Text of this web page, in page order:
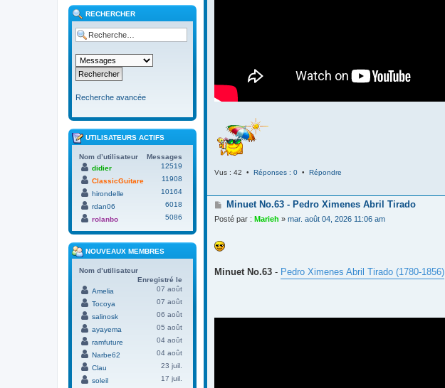
Vus : 42 • Réponses : 0 • Répondre
M
s
a
g
Minuet No.63 - Pedro Ximenes Abril Tirado
Posté par : Marieh » mar. août 04, 2026 11:06 am
Minuet No.63 - Pedro Ximenes Abril Tirado (1780-1856)
RECHERCHER
Recherche avancée
UTILISATEURS ACTIFS
Nom d’utilisateur
Messages
didier
12519
ClassicGuitare
11908
hirondelle
10164
rdan06
6018
rolanbo
5086
NOUVEAUX MEMBRES
Nom d’utilisateur
Enregistré le
Amelia
07 août
Tocoya
07 août
salinosk
06 août
ayayema
05 août
ramfuture
04 août
Narbe62
04 août
Clau
23 juil.
soleil
17 juil.